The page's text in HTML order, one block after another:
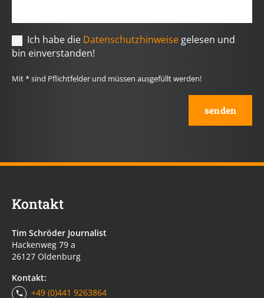
Ich habe die Datenschutzhinweisegelesen und
bin einverstanden!
Mit * sind Pflichtfelder und müssen ausgefüllt werden!
Kontakt
Tim Schröder Journalist
Hackenweg 79 a
26127 Oldenburg
Kontakt:
+49 (0)441 9263864